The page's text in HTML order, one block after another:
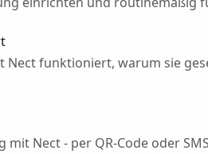
Nect funktioniert, warum sie
Nect - per QR-Code oder